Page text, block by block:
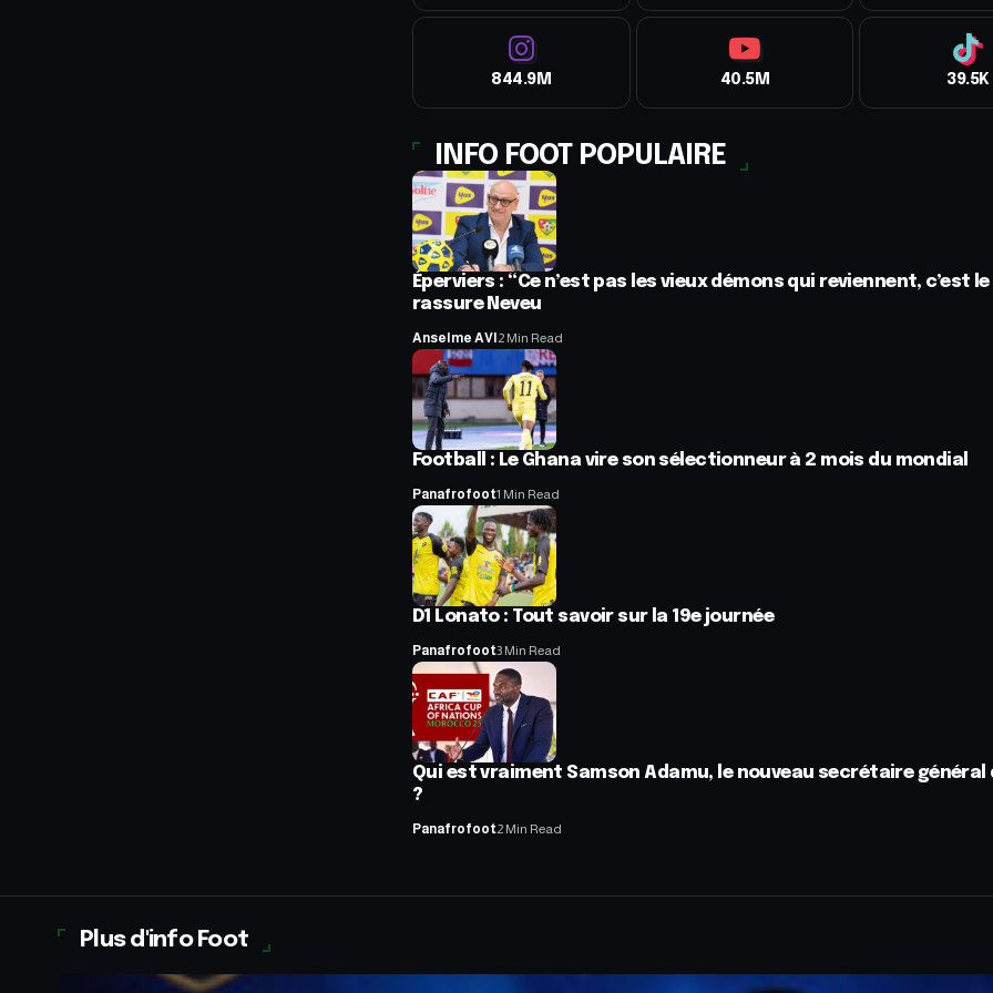
844.9M 40.5M 39.5K
INFO FOOT POPULAIRE
Éperviers : “Ce n’est pas les vieux démons qui reviennent, c’est le
rassure Neveu
Anselme AVI 2 Min Read
Football : Le Ghana vire son sélectionneur à 2 mois du mondial
Panafrofoot1 Min Read
D1 Lonato : Tout savoir sur la 19e journée
Panafrofoot3 Min Read
Qui est vraiment Samson Adamu, le nouveau secrétaire général
?
Panafrofoot2 Min Read
Plus d'info Foot